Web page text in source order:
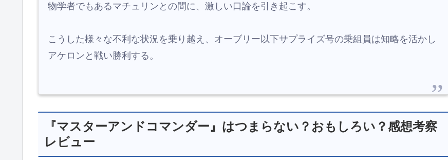
物学者でもあるマチュリンとの間に、激しい口論を引き起こす。
こうした様々な不利な状況を乗り越え、オーブリー以下サプライズ号の乗組員は知略を活かし
アケロンと戦い勝利する。
『マスターアンドコマンダー』はつまらない？おもしろい？感想考察
レビュー